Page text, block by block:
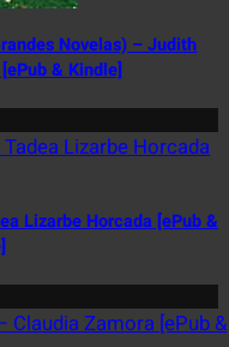
Novelas) – Judith
& Kindle]
Lizarbe Horcada [ePub &